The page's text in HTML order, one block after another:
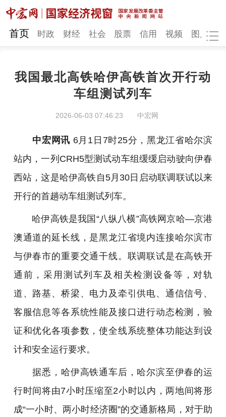
网站地图
财经 社会
图片
地方发展
首页 时政 财经 社会 股票 信用 视频 图片
我国最北高铁哈伊高铁首次开行动
车组测试列车
2026-06-03 07:46:23 中宏网
中宏网讯 6月1日7时25分，黑龙江省哈尔滨
站内，一列CRH5型测试动车组缓缓启动驶向伊春
西站，这是哈伊高铁自5月30日启动联调联试以来
开行的首趟动车组测试列车。
哈伊高铁是我国“八纵八横”高铁网京哈—京港
澳通道的延长线，是黑龙江省境内连接哈尔滨市
与伊春市的重要交通干线。联调联试是在高铁开
通前，采用测试列车及相关检测设备等，对轨
道、路基、桥梁、电力及牵引供电、通信信号、
客服信息等各系统性能及接口进行动态检测，验
证和优化各项参数，使全线系统整体功能达到设
计和安全运行要求。
据悉，哈伊高铁通车后，哈尔滨至伊春的运
行时间将由7小时压缩至2小时以内，两地间将形
成“一小时、两小时经济圈”的交通新格局，对于助